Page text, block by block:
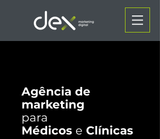
Agência de
marketing
para
Médicos e Clínicas